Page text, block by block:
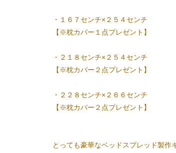
・１６７センチ×２５４センチ
【※枕カバー１点プレゼント】
・２１８センチ×２５４センチ
【※枕カバー２点プレゼント】
・２２８センチ×２６６センチ
【※枕カバー２点プレゼント】
とっても豪華なベッドスプレッド製作